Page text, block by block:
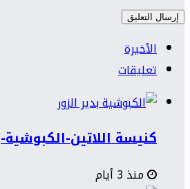
الأخيرة
تعليقات
كنيسة اللاتين-الكبوشية-
منذ 3 أيام